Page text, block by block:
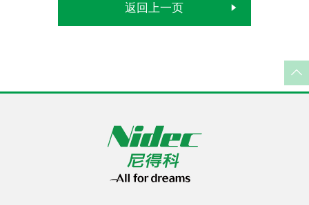
返回上一页